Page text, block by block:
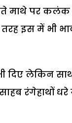
माथे पर
इस में भी
दिए लेकिन
रंगेहाथों